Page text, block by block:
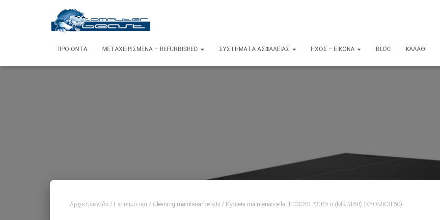
ΠΡΟΙΌΝΤΑ ΜΕΤΑΧΕΙΡΙΣΜΈΝΑ – REFURBISHED ΣΥΣΤΉΜΑΤΑ ΑΣΦΑΛΕΊΑΣ ΉΧΟΣ – ΕΙΚΌΝΑ BLOG ΚΑΛΆΘΙ
Αρχική σελίδα / Εκτυπωτικά / Cleaning maintanance kits / Kyocera maintenance-kit ECOSYS P3045 n (MK3160) (KYOMK3160)